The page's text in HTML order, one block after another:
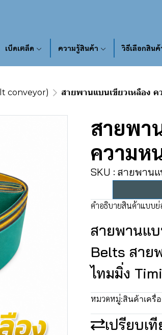
เบ็ดเตล็ด ความรู้สินค้า วิธีเลือกสินค้
conveyor) สายพานแบนเขียวเหลือง
สายพา
ความห
SKU : สายพาน
คำอธิบายสินค้าแบบย่
สายพานแ
Belts สาย
ไทมมิ่ง
หมวดหมู่:สินค้าเครื่
เปรียบเ